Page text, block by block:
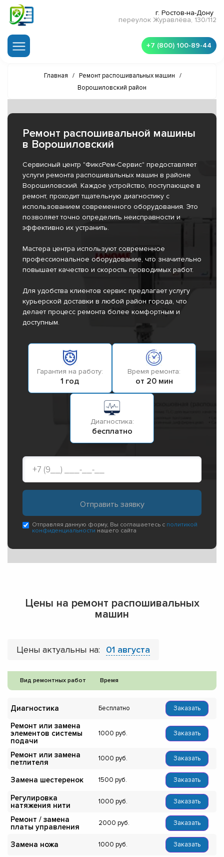
г. Ростов-на-Дону
переулок Журавлёва, 130/112
+7 (800) 100-89-44
Главная / Ремонт распошивальных машин
/
Ворошиловский район
Ремонт распошивальной машины
в Ворошиловский
Сервисный центр "ФиксРем-Сервис" предоставляет
услуги ремонта распошивальных машин в районе
Ворошиловский. Каждое устройство, поступающее в
ремонт, проходит тщательную диагностику с
использованием современного оборудования. Это
позволяет точно определить неисправности и
эффективно их устранить.
Мастера центра используют современное
профессиональное оборудование, что значительно
повышает качество и скорость проводимых работ.
Для удобства клиентов сервис предлагает услугу
курьерской доставки в любой район города, что
делает процесс ремонта более комфортным и
доступным.
Гарантия на работу:
1 год
Время ремонта:
от 20 мин
Диагностика:
бесплатно
Отправляя данную форму, Вы соглашаетесь с политикой
конфиденциальности нашего сайта
Цены на ремонт распошивальных
машин
Цены актуальны на: 01 августа
Вид ремонтных работ Время
Диагностика Бесплатно Заказать
Ремонт или замена
элементов системы
подачи
1000 Заказать
Ремонт или замена
петлителя
1000 Заказать
Замена шестеренок 1500 Заказать
Регулировка
натяжения нити
1000 Заказать
Ремонт / замена
платы управления
2000 Заказать
Замена ножа 1000 Заказать